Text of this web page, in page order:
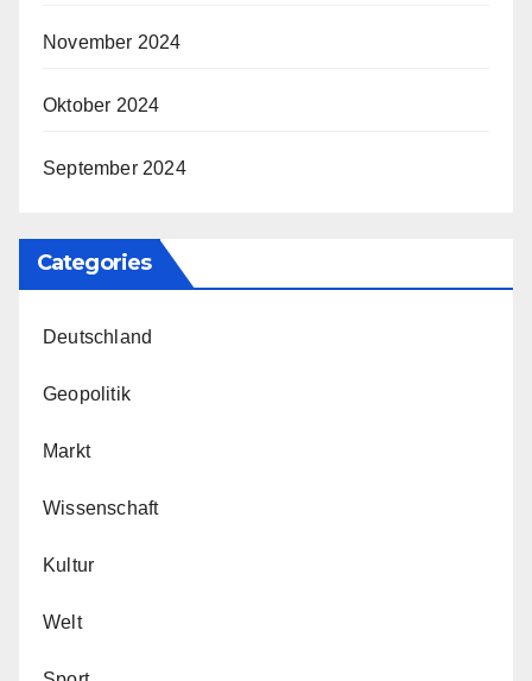
November 2024
Oktober 2024
September 2024
Categories
Deutschland
Geopolitik
Markt
Wissenschaft
Kultur
Welt